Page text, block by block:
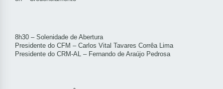
8h30 – Solenidade de Abertura
Presidente do CFM – Carlos Vital Tavares Corrêa Lima
Presidente do CRM-AL – Fernando de Araújo Pedrosa